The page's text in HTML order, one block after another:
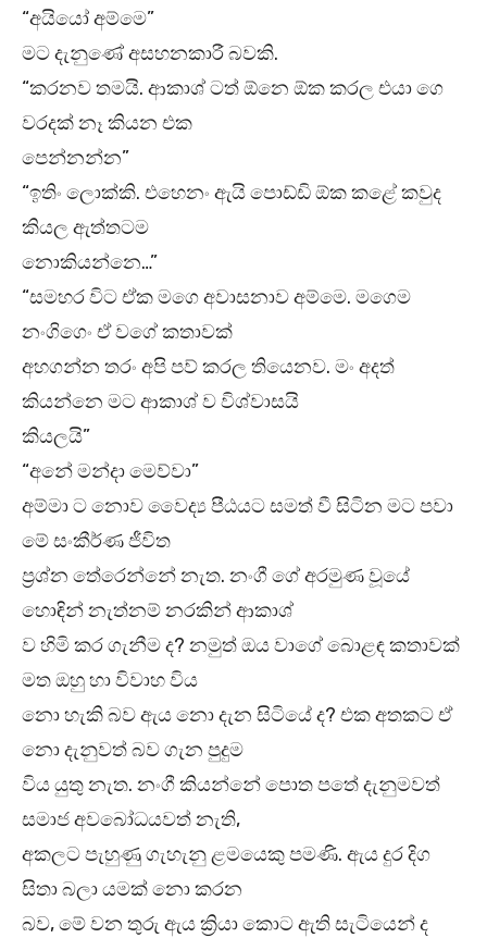
“අයියෝ අම්මෙ”
මට දැනුණේ අසහනකාරී බවකි.
“කරනව තමයි. ආකාශ් ටත් ඕනෙ ඕක කරල එයා ගෙ
වරදක් නෑ කියන එක
පෙන්නන්න”
“ඉතිං ලොක්කි. එහෙනං ඇයි පොඩ්ඩි ඕක කළේ කවුද
කියල ඇත්තටම
නොකියන්නෙ…”
“සමහර විට ඒක මගෙ අවාසනාව අම්මෙ. මගෙම
නංගිගෙං ඒ වගේ කතාවක්
අහගන්න තරං අපි පව් කරල තියෙනව. මං අදත්
කියන්නෙ මට ආකාශ් ව විශ්වාසයි
කියලයි”
“අනේ මන්දා මෙව්වා”
අම්මා ට නොව වෛද්‍ය පීඨයට සමත් වී සිටින මට පවා
මේ සංකීර්ණ ජීවිත
ප්‍රශ්න තේරෙන්නේ නැත. නංගී ගේ අරමුණ වූයේ
හොඳින් නැත්නම් නරකින් ආකාශ්
ව හිමි කර ගැනීම ද? නමුත් ඔය වාගේ බොළඳ කතාවක්
මත ඔහු හා විවාහ විය
නො හැකි බව ඇය නො දැන සිටියේ ද? එක අතකට ඒ
නො දැනුවත් බව ගැන පුදුම
විය යුතු නැත. නංගී කියන්නේ පොත පතේ දැනුමවත්
සමාජ අවබෝධයවත් නැති,
අකලට පැහුණු ගැහැනු ළමයෙකු පමණි. ඇය දුර දිග
සිතා බලා යමක් නො කරන
බව, මේ වන තුරු ඇය ක්‍රියා කොට ඇති සැටියෙන් ද